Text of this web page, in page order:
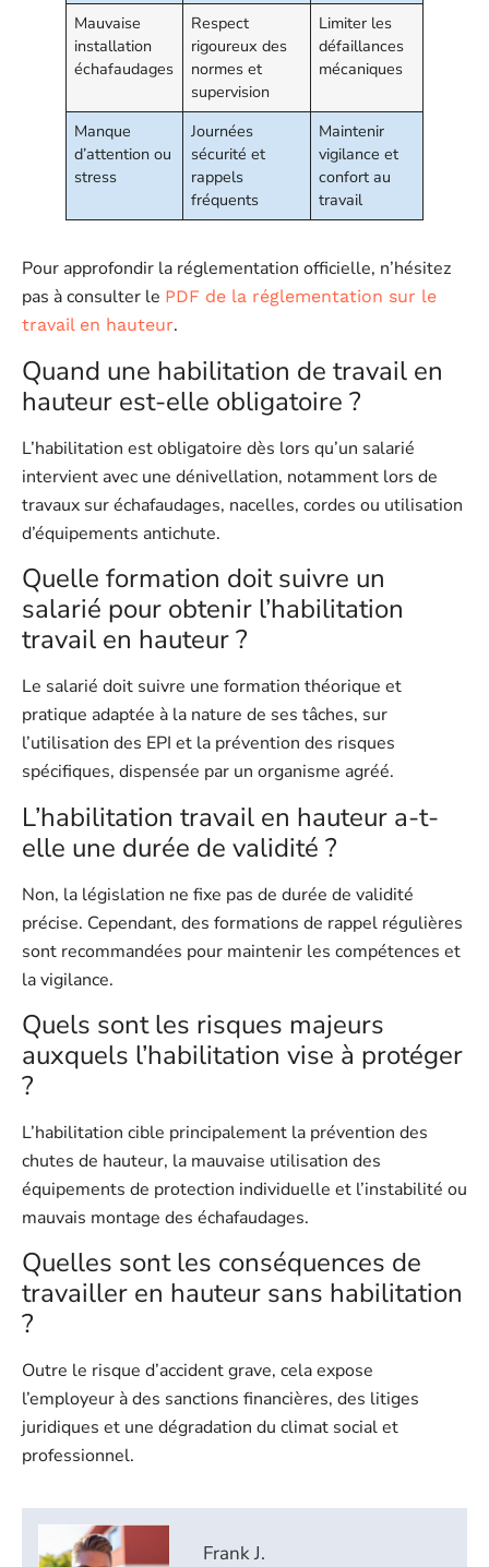
Quelle est la fréquence recommandée pour le
renouvellement ?
Mauvaise
installation
échafaudages
Respect
rigoureux des
normes et
supervision
Limiter les
défaillances
mécaniques
Manque
d’attention ou
stress
Journées
sécurité et
rappels
fréquents
Maintenir
vigilance et
confort au
travail
Pour approfondir la réglementation officielle, n’hésitez
pas à consulter le PDF de la réglementation sur le
travail en hauteur.
Quand une habilitation de travail en
hauteur est-elle obligatoire ?
L’habilitation est obligatoire dès lors qu’un salarié
intervient avec une dénivellation, notamment lors de
travaux sur échafaudages, nacelles, cordes ou utilisation
d’équipements antichute.
Quelle formation doit suivre un
salarié pour obtenir l’habilitation
travail en hauteur ?
Le salarié doit suivre une formation théorique et
pratique adaptée à la nature de ses tâches, sur
l’utilisation des EPI et la prévention des risques
spécifiques, dispensée par un organisme agréé.
L’habilitation travail en hauteur a-t-
elle une durée de validité ?
Non, la législation ne fixe pas de durée de validité
précise. Cependant, des formations de rappel régulières
sont recommandées pour maintenir les compétences et
la vigilance.
Quels sont les risques majeurs
auxquels l’habilitation vise à protéger
?
L’habilitation cible principalement la prévention des
chutes de hauteur, la mauvaise utilisation des
équipements de protection individuelle et l’instabilité ou
mauvais montage des échafaudages.
Quelles sont les conséquences de
travailler en hauteur sans habilitation
?
Outre le risque d’accident grave, cela expose
l’employeur à des sanctions financières, des litiges
juridiques et une dégradation du climat social et
professionnel.
Frank J.